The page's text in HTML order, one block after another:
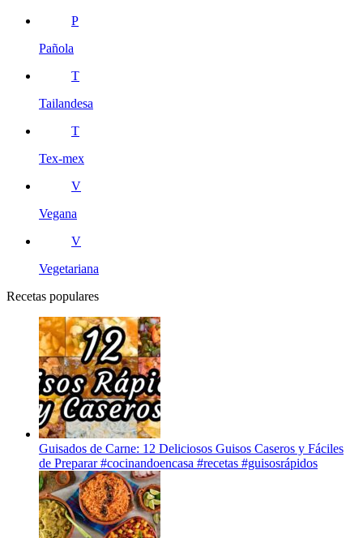
P
Pañola
T
Tailandesa
T
Tex-mex
V
Vegana
V
Vegetariana
Recetas populares
Guisados de Carne: 12 Deliciosos Guisos Caseros y Fáciles
de Preparar #cocinandoencasa #recetas #guisosrápidos